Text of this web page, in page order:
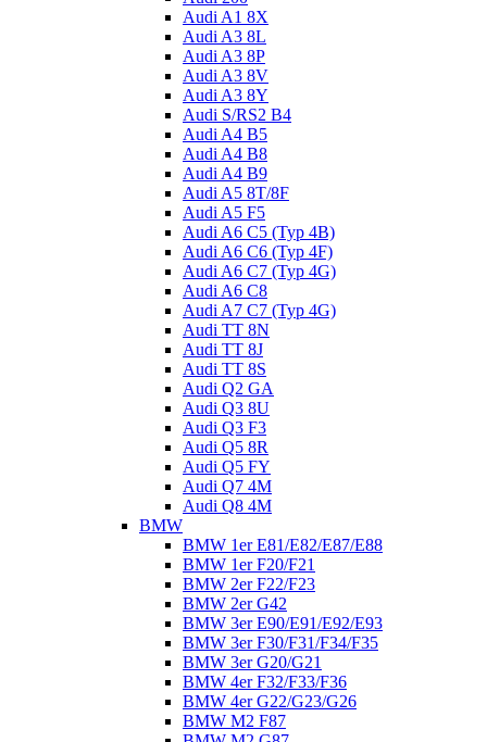
Audi A1 8X
Audi A3 8L
Audi A3 8P
Audi A3 8V
Audi A3 8Y
Audi S/RS2 B4
Audi A4 B5
Audi A4 B8
Audi A4 B9
Audi A5 8T/8F
Audi A5 F5
Audi A6 C5 (Typ 4B)
Audi A6 C6 (Typ 4F)
Audi A6 C7 (Typ 4G)
Audi A6 C8
Audi A7 C7 (Typ 4G)
Audi TT 8N
Audi TT 8J
Audi TT 8S
Audi Q2 GA
Audi Q3 8U
Audi Q3 F3
Audi Q5 8R
Audi Q5 FY
Audi Q7 4M
Audi Q8 4M
BMW
BMW 1er E81/E82/E87/E88
BMW 1er F20/F21
BMW 2er F22/F23
BMW 2er G42
BMW 3er E90/E91/E92/E93
BMW 3er F30/F31/F34/F35
BMW 3er G20/G21
BMW 4er F32/F33/F36
BMW 4er G22/G23/G26
BMW M2 F87